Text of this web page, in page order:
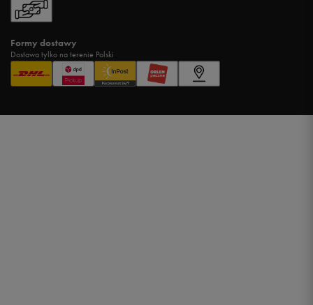
Formy dostawy
Dostawa tylko na terenie Polski